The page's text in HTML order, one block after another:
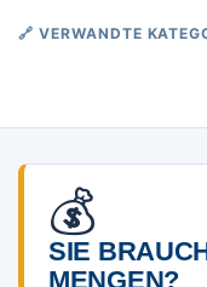
🔗 VERWANDTE
💰
SIE
ENGEN?